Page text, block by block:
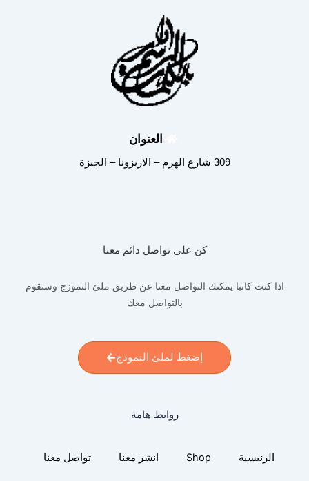
العنوان
309 شارع الهرم – الاريزونا – الجيزة
كن علي تواصل دائم معنا
اذا كنت كاتبا يمكنك التواصل معنا عن طريق ملئ النموزج وسنقوم
بالتواصل معك
إضغط لملئ النموذج
روابط هامة
الرئيسية Shop انشر معنا تواصل معنا